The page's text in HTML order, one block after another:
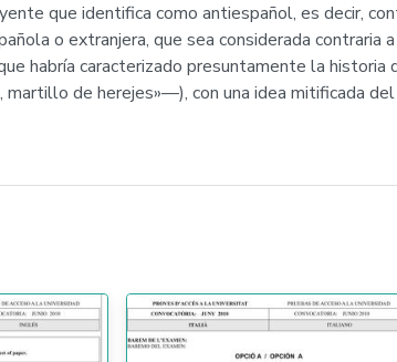
que identifica como antiespañol, es decir,
o extranjera, que sea considerada contraria
habría caracterizado presuntamente la historia
de herejes»—), con una idea mitificada